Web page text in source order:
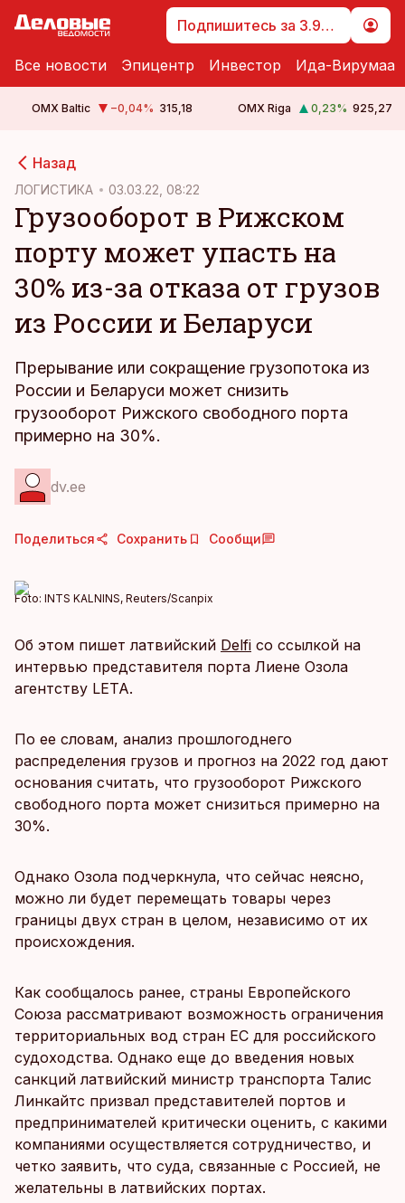
Подпишитесь за 3.99 €
Все новости Эпицентр Инвестор Ида-Вирумаа
OMX Baltic −0,04% 315,18 OMX Riga 0,23% 925,27
Назад
ЛОГИСТИКА 03.03.22, 08:22
Грузооборот в Рижском
порту может упасть на
30% из-за отказа от грузов
из России и Беларуси
Прерывание или сокращение грузопотока из
России и Беларуси может снизить
грузооборот Рижского свободного порта
примерно на 30%.
dv.ee
Поделиться Сохранить Сообщи
Foto: INTS KALNINS, Reuters/Scanpix
Об этом пишет латвийский Delfi со ссылкой на
интервью представителя порта Лиене Озола
агентству LETA.
По ее словам, анализ прошлогоднего
распределения грузов и прогноз на 2022 год дают
основания считать, что грузооборот Рижского
свободного порта может снизиться примерно на
30%.
Однако Озола подчеркнула, что сейчас неясно,
можно ли будет перемещать товары через
границы двух стран в целом, независимо от их
происхождения.
Как сообщалось ранее, страны Европейского
Союза рассматривают возможность ограничения
территориальных вод стран ЕС для российского
судоходства. Однако еще до введения новых
санкций латвийский министр транспорта Талис
Линкайтс призвал представителей портов и
предпринимателей критически оценить, с какими
компаниями осуществляется сотрудничество, и
четко заявить, что суда, связанные с Россией, не
желательны в латвийских портах.